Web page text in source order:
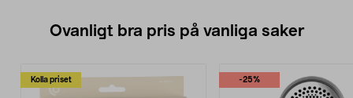
Ovanligt bra pris på vanliga saker
Kolla priset -25%